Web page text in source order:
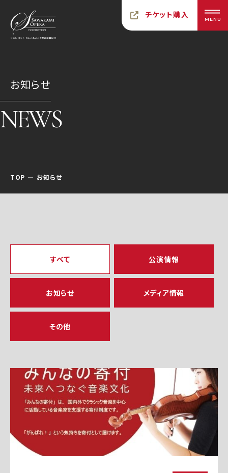
チケット購入 MENU
お知らせ
NEWS
TOP お知らせ
すべて 公演情報
お知らせ メディア情報
その他